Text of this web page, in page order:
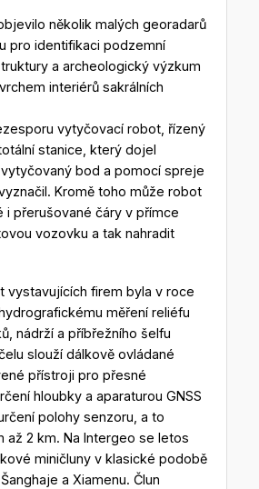
několik malých georadarů
pro identifikaci podzemní
a archeologický výzkum
interiérů sakrálních
vytyčovací robot, řízený
stanice, který dojel
bod a pomocí spreje
Kromě toho může robot
i přerušované čáry v přímce
vozovku a tak nahradit
vystavujících firem byla v roce
měření reliéfu
nádrží a příbřežního šelfu
slouží dálkově ovládané
přístroji pro přesné
hloubky a aparaturou GNSS
polohy senzoru, a to
až 2 km. Na Intergeo se letos
miničluny v klasické podobě
a Xiamenu. Člun